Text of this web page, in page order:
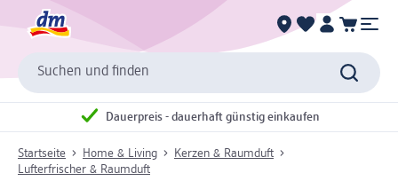
Suchen und finden
Dauerpreis - dauerhaft günstig einkaufen
Startseite Home & Living
Kerzen & Raumduft
Lufterfrischer & Raumduft